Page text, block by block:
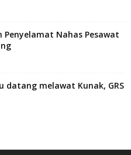
Penyelamat Nahas Pesawat
datang melawat Kunak, GRS